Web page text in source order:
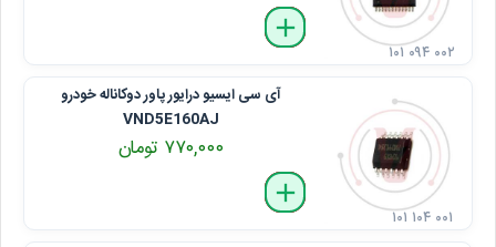
delete
remove
add
۱۰۱ ۰۹۴ ۰۰۲
آی‌ سی ایسیو درایور پاور دوکاناله خودرو
VND5E160AJ
۷۷۰,۰۰۰ تومان
delete
remove
add
۱۰۱ ۱۰۴ ۰۰۱